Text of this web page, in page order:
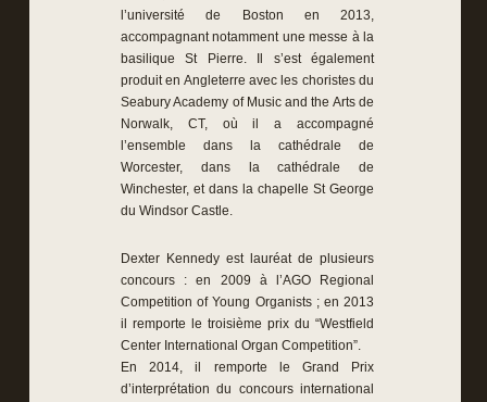
l’université de Boston en 2013,
accompagnant notamment une messe à la
basilique St Pierre. Il s’est également
produit en Angleterre avec les choristes du
Seabury Academy of Music and the Arts de
Norwalk, CT, où il a accompagné
l’ensemble dans la cathédrale de
Worcester, dans la cathédrale de
Winchester, et dans la chapelle St George
du Windsor Castle.
Dexter Kennedy est lauréat de plusieurs
concours : en 2009 à l’AGO Regional
Competition of Young Organists ; en 2013
il remporte le troisième prix du “Westfield
Center International Organ Competition”.
En 2014, il remporte le Grand Prix
d’interprétation du concours international